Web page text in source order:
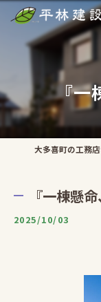
『一
『一棟懸
2025/10/03